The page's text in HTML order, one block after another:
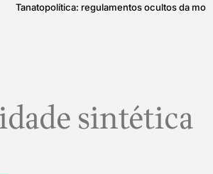
Tanatopolítica: regulamentos ocultos da
sintética